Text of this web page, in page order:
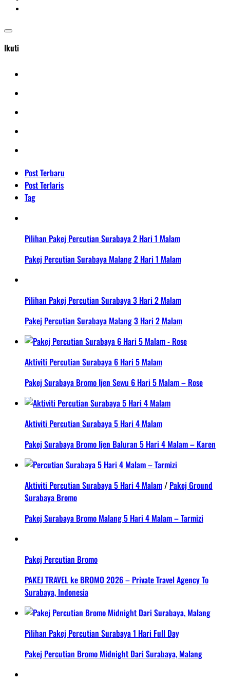
Ikuti
Post Terbaru
Post Terlaris
Tag
Pilihan Pakej Percutian Surabaya 2 Hari 1 Malam
Pakej Percutian Surabaya Malang 2 Hari 1 Malam
Pilihan Pakej Percutian Surabaya 3 Hari 2 Malam
Pakej Percutian Surabaya Malang 3 Hari 2 Malam
Aktiviti Percutian Surabaya 6 Hari 5 Malam
Pakej Surabaya Bromo Ijen Sewu 6 Hari 5 Malam – Rose
Aktiviti Percutian Surabaya 5 Hari 4 Malam
Pakej Surabaya Bromo Ijen Baluran 5 Hari 4 Malam – Karen
Aktiviti Percutian Surabaya 5 Hari 4 Malam/ Pakej Ground
Surabaya Bromo
Pakej Surabaya Bromo Malang 5 Hari 4 Malam – Tarmizi
Pakej Percutian Bromo
PAKEJ TRAVEL ke BROMO 2026 – Private Travel Agency To
Surabaya, Indonesia
Pilihan Pakej Percutian Surabaya 1 Hari Full Day
Pakej Percutian Bromo Midnight Dari Surabaya, Malang